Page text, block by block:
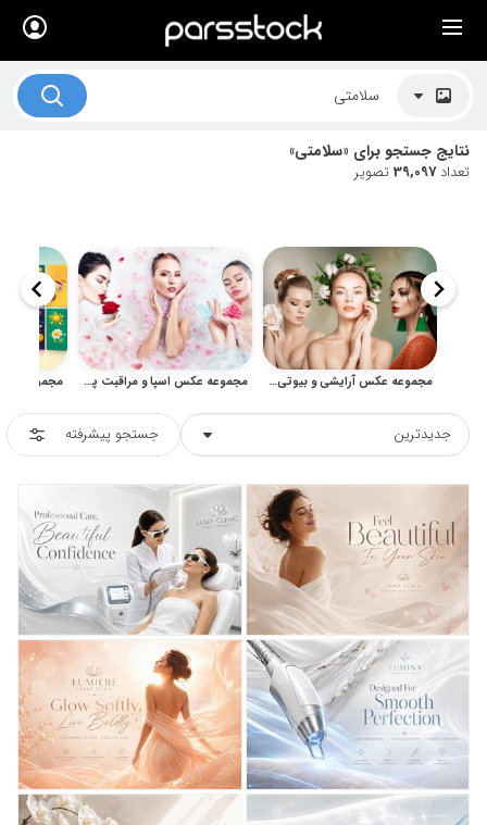
نتایج جستجو برای «سلامتی»
تعداد39,097تصویر
مجموعه عکس آرایشی و بیوتی پوست و مو استودیویی مجموعه عکس اسپا و مراقبت پوست برای زیبایی و آرامش بدن
جدیدترین جستجو پیشرفته
× لیست قیمت ها
موضوعات تصاویر
هنرمندان ایرانی
کسب درآمد از فروش تصاویر
021 28428845
تماس با ما
بلاگ پارس استاک